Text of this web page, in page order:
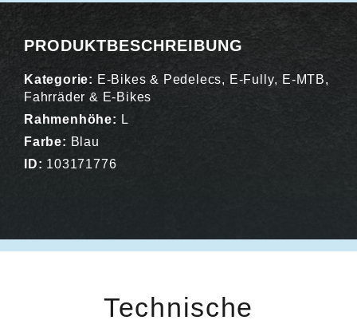
PRODUKTBESCHREIBUNG
Kategorie: E-Bikes & Pedelecs, E-Fully, E-MTB,
Fahrräder & E-Bikes
Rahmenhöhe: L
Farbe: Blau
ID: 103171776
Technische